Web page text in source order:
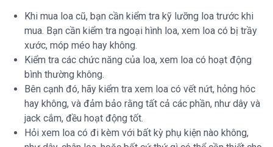
Khi mua loa cũ, bạn cần kiểm tra kỹ lưỡng loa trước khi
mua. Bạn cần kiểm tra ngoại hình loa, xem loa có bị trầy
xước, móp méo hay không.
Kiểm tra các chức năng của loa, xem loa có hoạt động
bình thường không.
Bên cạnh đó, hãy kiểm tra xem loa có vết nứt, hỏng hóc
hay không, và đảm bảo rằng tất cả các phần, như dây và
jack cắm, đều hoạt động tốt.
Hỏi xem loa có đi kèm với bất kỳ phụ kiện nào không,